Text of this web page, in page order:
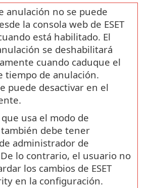
anulación no se puede
la consola web de ESET
está habilitado. El
se deshabilitará
cuando caduque el
tiempo de anulación.
puede desactivar en el
usa el modo de
debe tener
administrador de
lo contrario, el usuario no
los cambios de ESET
en la configuración.